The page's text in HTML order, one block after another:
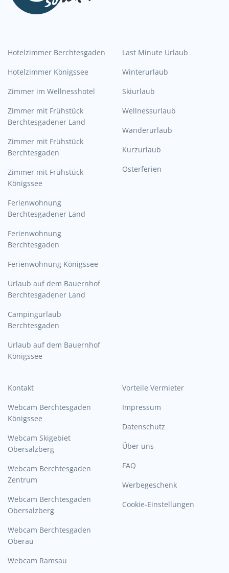
Hotelzimmer Berchtesgaden
Hotelzimmer Königssee
Zimmer im Wellnesshotel
Zimmer mit Frühstück
Berchtesgadener Land
Zimmer mit Frühstück
Berchtesgaden
Zimmer mit Frühstück
Königssee
Ferienwohnung
Berchtesgadener Land
Ferienwohnung
Berchtesgaden
Ferienwohnung Königssee
Urlaub auf dem Bauernhof
Berchtesgadener Land
Campingurlaub
Berchtesgaden
Urlaub auf dem Bauernhof
Königssee
Last Minute Urlaub
Winterurlaub
Skiurlaub
Wellnessurlaub
Wanderurlaub
Kurzurlaub
Osterferien
Kontakt
Webcam Berchtesgaden
Königssee
Webcam Skigebiet
Obersalzberg
Webcam Berchtesgaden
Zentrum
Webcam Berchtesgaden
Obersalzberg
Webcam Berchtesgaden
Oberau
Webcam Ramsau
Vorteile Vermieter
Impressum
Datenschutz
Über uns
FAQ
Werbegeschenk
Cookie-Einstellungen